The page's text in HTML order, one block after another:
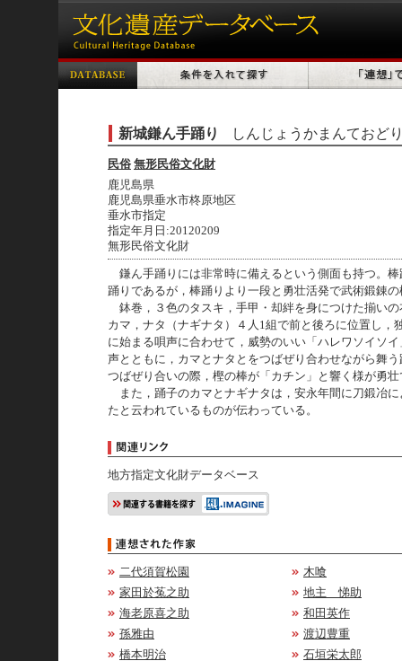
新城鎌ん手踊り しんじょうかまんておど
民俗 無形民俗文化財
鹿児島県
鹿児島県垂水市柊原地区
垂水市指定
指定年月日:20120209
無形民俗文化財
鎌ん手踊りには非常時に備えるという側面も持つ。棒
踊りであるが，棒踊りより一段と勇壮活発で武術鍛錬
鉢巻，３色のタスキ，手甲・却絆を身につけた揃いの
カマ，ナタ（ナギナタ）４人1組で前と後ろに位置し，
に始まる唄声に合わせて，威勢のいい「ハレワソイソ
声とともに，カマとナタとをつばぜり合わせながら舞
つばぜり合いの際，樫の棒が「カチン」と響く様が勇
また，踊子のカマとナギナタは，安永年間に刀鍛冶に
たと云われているものが伝わっている。
地方指定文化財データベース
二代須賀松園
木喰
家田於菟之助
地主 悌助
海老原喜之助
和田英作
孫雅由
渡辺豊重
橋本明治
石垣栄太郎